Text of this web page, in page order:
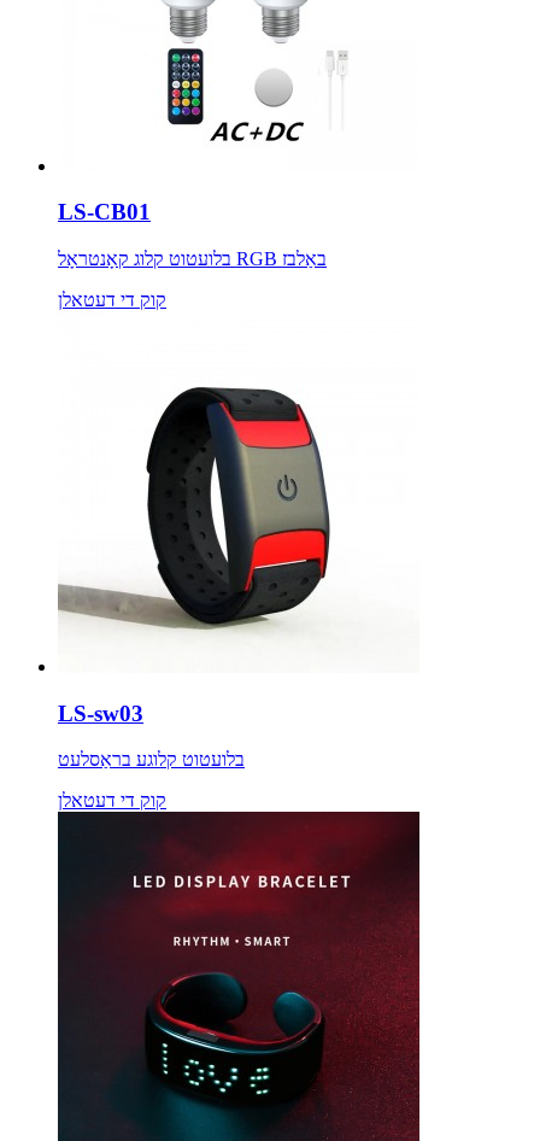
LS-CB01
בלועטוט קלוג קאָנטראָל RGB באַלבז
קוק די דעטאלן
LS-sw03
בלועטוט קלוגע בראַסלעט
קוק די דעטאלן